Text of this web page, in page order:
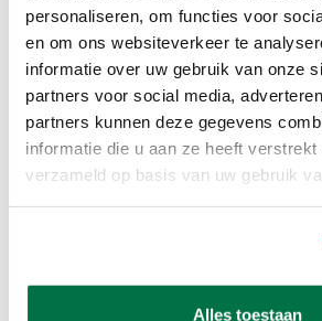
personaliseren, om functies voor
en om ons websiteverkeer te
informatie over uw gebruik van onze
partners voor social media,
partners kunnen deze gegevens
informatie die u aan ze heeft verstrekt
verzameld op basis van uw gebruik
Alles toestaan
Van den Broek Biljarts staat voor kwaliteit,
1332 AZ Almere